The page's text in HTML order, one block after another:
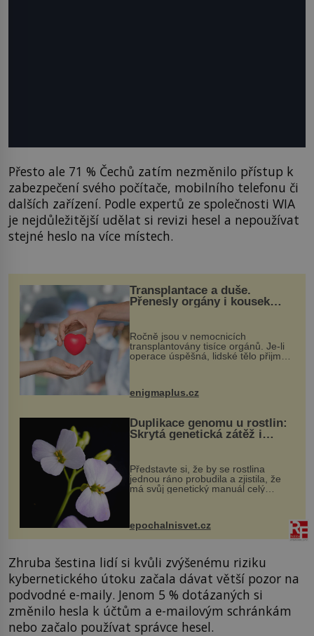
Přesto ale 71 % Čechů zatím nezměnilo přístup k
zabezpečení svého počítače, mobilního telefonu či
dalších zařízení. Podle expertů ze společnosti WIA
je nejdůležitější udělat si revizi hesel a nepoužívat
stejné heslo na více místech.
Transplantace a duše.
Přenesly orgány i kousek
Ročně jsou v nemocnicích
transplantovány tisíce orgánů. Je-li
operace úspěšná, lidské tělo přijme
enigmaplus.cz
Duplikace genomu u rostlin:
Skrytá genetická zátěž i
Představte si, že by se rostlina
jednou ráno probudila a zjistila, že
má svůj genetický manuál celý
vstupenka...
epochalnisvet.cz
Zhruba šestina lidí si kvůli zvýšenému riziku
kybernetického útoku začala dávat větší pozor na
podvodné e-maily. Jenom 5 % dotázaných si
změnilo hesla k účtům a e-mailovým schránkám
nebo začalo používat správce hesel.